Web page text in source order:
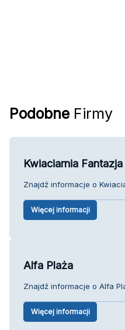
Podobne Firmy
Kwiaciarnia Fantazja
Znajdź informacje o
Więcej informacji
Alfa Plaża
Znajdź informacje o Alfa
Więcej informacji